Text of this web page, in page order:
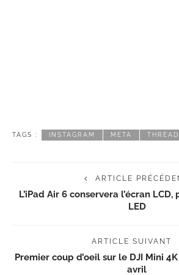
TAGS : INSTAGRAM META
ARTICLE
L’iPad Air 6 conservera l’écran
LED
ARTICLE SUIVANT
Premier coup d’oeil sur le DJI Mini
avril